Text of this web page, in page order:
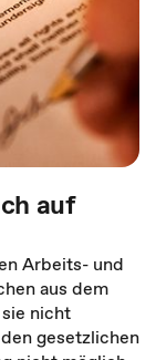
auf
Arbeits- und
aus dem
nicht
gesetzlichen